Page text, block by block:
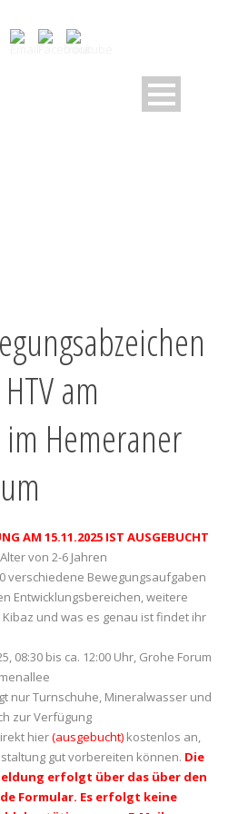
am
Hemeraner
AM 15.11.2025 IST AUSGEBUCHT
von 2-6 Jahren
verschiedene Bewegungsaufgaben
Entwicklungsbereichen, weitere
und was es genau ist findet ihr
08:30 bis ca. 12:00 Uhr, Grohe Forum
nur Turnschuhe, Mineralwasser und
zur Verfügung
hier(ausgebucht) kostenlos an,
gut vorbereiten können. Die
erfolgt über das über den
Formular. Es erfolgt keine